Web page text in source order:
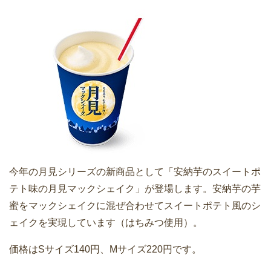
今年の月見シリーズの新商品として「安納芋のスイートポ
テト味の月見マックシェイク」が登場します。安納芋の芋
蜜をマックシェイクに混ぜ合わせてスイートポテト風のシ
ェイクを実現しています（はちみつ使用）。
価格はSサイズ140円、Mサイズ220円です。